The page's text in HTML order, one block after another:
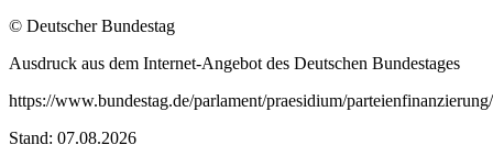
© Deutscher Bundestag
Ausdruck aus dem Internet-Angebot des Deutschen Bundestages
https://www.bundestag.de/parlament/praesidium/
Stand: 07.08.2026